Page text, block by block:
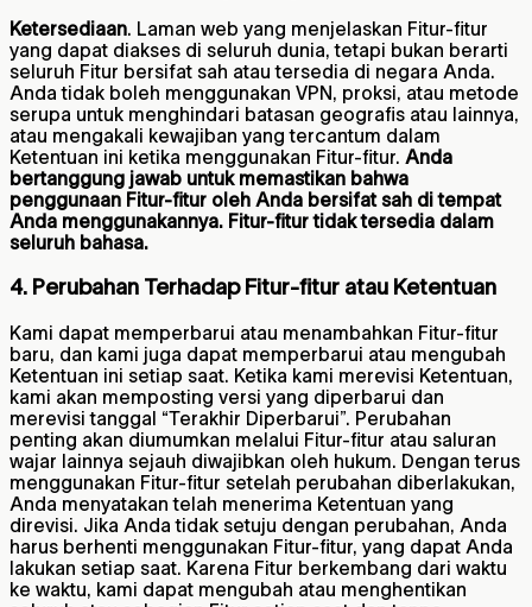
Ketersediaan. Laman web yang menjelaskan Fitur-fitur
yang dapat diakses di seluruh dunia, tetapi bukan berarti
seluruh Fitur bersifat sah atau tersedia di negara Anda.
Anda tidak boleh menggunakan VPN, proksi, atau metode
serupa untuk menghindari batasan geografis atau lainnya,
atau mengakali kewajiban yang tercantum dalam
Ketentuan ini ketika menggunakan Fitur-fitur. Anda
bertanggung jawab untuk memastikan bahwa
penggunaan Fitur-fitur oleh Anda bersifat sah di tempat
Anda menggunakannya. Fitur-fitur tidak tersedia dalam
seluruh bahasa.
4. Perubahan Terhadap Fitur-fitur atau Ketentuan
Kami dapat memperbarui atau menambahkan Fitur-fitur
baru, dan kami juga dapat memperbarui atau mengubah
Ketentuan ini setiap saat. Ketika kami merevisi Ketentuan,
kami akan memposting versi yang diperbarui dan
merevisi tanggal “Terakhir Diperbarui”. Perubahan
penting akan diumumkan melalui Fitur-fitur atau saluran
wajar lainnya sejauh diwajibkan oleh hukum. Dengan terus
menggunakan Fitur-fitur setelah perubahan diberlakukan,
Anda menyatakan telah menerima Ketentuan yang
direvisi. Jika Anda tidak setuju dengan perubahan, Anda
harus berhenti menggunakan Fitur-fitur, yang dapat Anda
lakukan setiap saat. Karena Fitur berkembang dari waktu
ke waktu, kami dapat mengubah atau menghentikan